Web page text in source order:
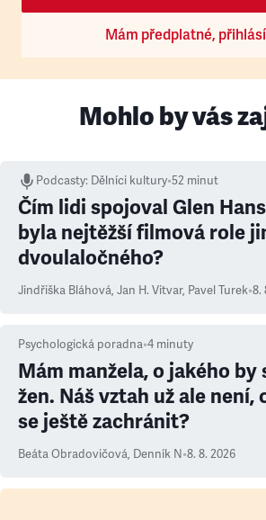
Mám předplatné,
Mohlo by vás
Podcasty: Dělníci kultury•52 minut
Čím lidi spojoval Glen
byla nejtěžší filmová role
dvoulaločného?
Jindřiška Bláhová, Jan H. Vitvar, Pavel Turek•8.
Psychologická poradna•4 minuty
Mám manžela, o jakého
žen. Náš vztah už ale není,
se ještě zachránit?
Beáta Obradovičová, Denník N•8. 8. 2026